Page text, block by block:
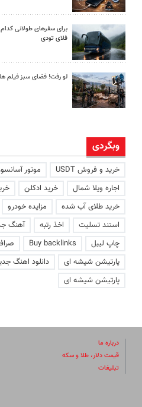
برای سفرهای طولانی
فلای تودی
لو رفت! فضای سبز فیلم
وبگردی
خرید و فروش USDT موتور
اجاره ویلا شمال
خرید ادکلن
خرید طلای آب شده
مزایده خودرو
استند تسلیت
اخذ رتبه آهنگ
چاپ لیبل
Buy backlinks
پارتیشن شیشه ای
دانلود اهنگ
پارتیشن شیشه ای
درباره ما
قیمت دلار، طلا و سکه
تبلیغات